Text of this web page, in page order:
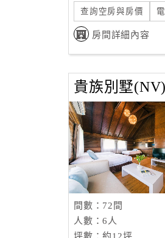
查詢空房與房價
房間詳細內容
貴族別墅
間數：72間
人數：6人